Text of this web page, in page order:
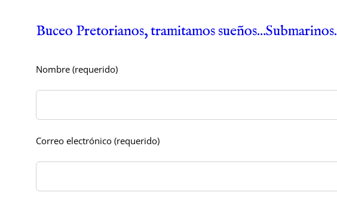
Buceo Pretorianos, tramitamos sueños…Submarinos.
Nombre (requerido)
Correo electrónico (requerido)